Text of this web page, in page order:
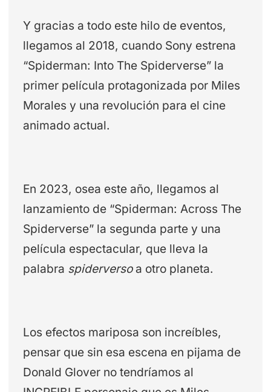
Y gracias a todo este hilo de eventos,
llegamos al 2018, cuando Sony estrena
“Spiderman: Into The Spiderverse” la
primer película protagonizada por Miles
Morales y una revolución para el cine
animado actual.
En 2023, osea este año, llegamos al
lanzamiento de “Spiderman: Across The
Spiderverse” la segunda parte y una
película espectacular, que lleva la
palabra spiderversoa otro planeta.
Los efectos mariposa son increíbles,
pensar que sin esa escena en pijama de
Donald Glover no tendríamos al